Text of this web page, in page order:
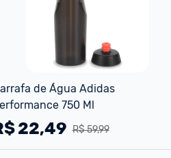
de Água Adidas
750 Ml
R$ 59,99
22,49